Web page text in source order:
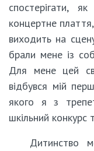
спостерігати,
концертне
виходить на
брали мене із
Для мене цей
відбувся мій
якого я з
шкільний конкурс
Дитинство